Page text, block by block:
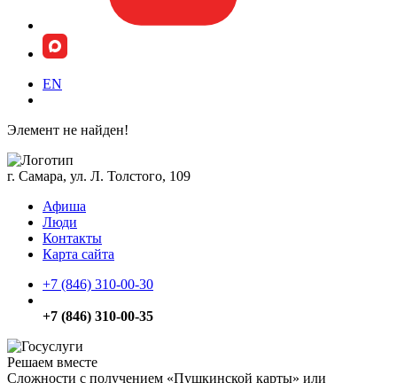
EN
Элемент не найден!
г. Самара, ул. Л. Толстого, 109
Афиша
Люди
Контакты
Карта сайта
+7 (846) 310-00-30
+7 (846) 310-00-35
Решаем вместе
Сложности с получением «Пушкинской карты» или